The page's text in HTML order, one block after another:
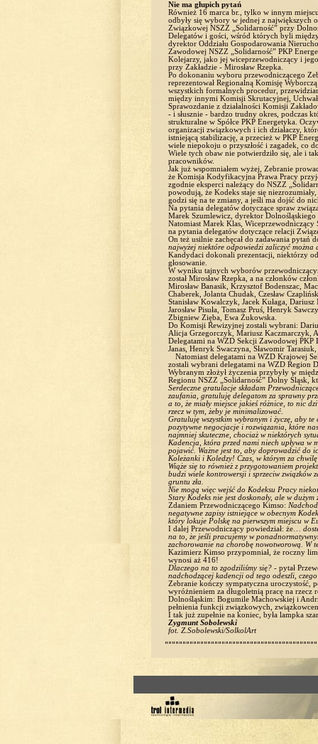
Nie ma głupich pytań
Również 16 marca br., tylko w innym
odbyły się wybory w jednej z największych
Związkowej NSZZ „Solidarność” przy
Delegatów i gości, wśród których byli
dyrektor Oddziału Gospodarowania
Zawodowej NSZZ „Solidarność” PKP
Kolejarzy, jako jej wiceprzewodniczący i
przy Zakładzie - Mirosław Rzepka.
Po dokonaniu wyboru przewodniczącego
reprezentował Regionalną Komisję
wszystkich formalnych procedur,
między innymi Komisji Skrutacyjnej,
Sprawozdanie z działalności Komisji
- i słusznie - bardzo trudny okres, podczas
strukturalne w Spółce PKP Energetyka.
organizacji związkowych i ich działaczy,
istniejącą stabilizację, a przecież w PKP
wiele niepokoju o przyszłość i zagadek, co
Wiele tych obaw nie potwierdziło się, ale i
pracowników.
Jak już wspomniałem wyżej, Zebranie
że Komisja Kodyfikacyjna Prawa Pracy
zgodnie eksperci należący do NSZZ
powodują, że Kodeks staje się
godzi się na te zmiany, a jeśli ma dojść do
Na pytania delegatów dotyczące spraw
Marek Szumlewicz, dyrektor Dolnośląskiego
Natomiast Marek Klas,
na pytania delegatów dotyczące relacji
On też usilnie zachęcał do zadawania pytań
najwyżej niektóre odpowiedzi zaliczyć można
Kandydaci dokonali prezentacji, niektórzy
głosowanie.
W wyniku tajnych wyborów
został Mirosław Rzepka, a na członków
Mirosław Banasik, Krzysztof Bodenszac,
Chaberek, Jolanta Chudak, Czesław
Stanisław Kowalczyk, Jacek Kułaga,
Jarosław Pisuła, Tomasz Pruś, Henryk
Zbigniew Zięba, Ewa Żukowska.
Do Komisji Rewizyjnej zostali wybrani:
Alicja Grzegorczyk, Mariusz Kaczmarczyk,
Delegatami na WZD Sekcji Zawodowej PKP
Janas, Henryk Swaczyna, Sławomir
Natomiast delegatami na WZD Krajowej
zostali wybrani delegatami na WZD Region
Wybranym złożył życzenia przybyły w
Regionu NSZZ „Solidarność” Dolny Śląsk,
Serdeczne gratulacje składam
zaufania, gratuluję delegatom za sprawny
a to, że miały miejsce jakieś różnice, to nic
rzecz w tym, żeby je minimalizować.
Gratuluję wszystkim wybranym i życzę, aby
pozytywne negocjacje i rozwiązania, które
najmniej skuteczne, chociaż w niektórych
Kadencja, która przed nami niech upływa w
pojawić. Ważne jest to, aby doprowadzić do
Koleżanki i Koledzy! Czas, w którym za
Wiąże się to również z przygotowaniem
budzi wiele kontrowersji i sprzeciw związków
gruntu zła.
Nie mogą więc wejść do Kodeksu Pracy
Stary Kodeks nie jest doskonały, ale w
Zdaniem Przewodniczącego Kimso:
negatywne zapisy istniejące w obecnym
który lokuje Polskę na pierwszym miejscu w
I dalej Przewodniczący powiedział: że…
na to, że jeśli pracujemy w
zachorowanie na chorobę nowotworową. W
Kazimierz Kimso przypomniał, że roczny
wynosi aż 416!
Dlaczego na to zgodziliśmy się? - pytał
nadchodzącej kadencji od tego odeszli, czego
Zebranie kończy sympatyczna uroczystość,
wyróżnieniem za długoletnią pracę na rzecz
Dolnośląskim: Bogumile Machowskiej i
pełnienia funkcji związkowych,
I tak już zupełnie na koniec, była lampka
Zygmunt Sobolewski
fot. Z.Sobolewski/SolkolArt